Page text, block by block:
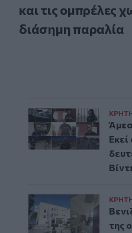
και τις ομπρέλες
διάσημη παραλία
της